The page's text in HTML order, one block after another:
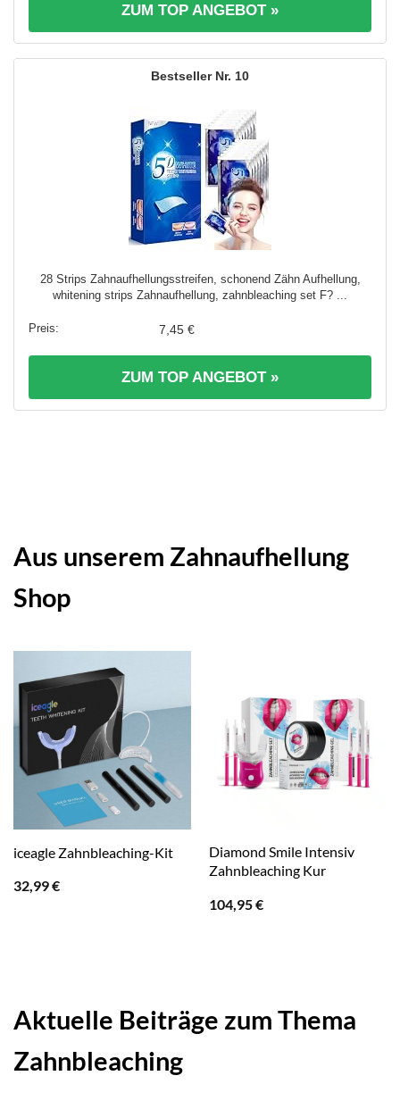
ZUM TOP ANGEBOT »
10
28 Strips Zahnaufhellungsstreifen, schonend Zähn Aufhellung,
whitening strips Zahnaufhellung, zahnbleaching set F? ...
7,45 €
ZUM TOP ANGEBOT »
Aus unserem Zahnaufhellung
Shop
iceagle Zahnbleaching-Kit
32,99€
Diamond Smile Intensiv
Zahnbleaching Kur
104,95€
Aktuelle Beiträge zum Thema
Zahnbleaching